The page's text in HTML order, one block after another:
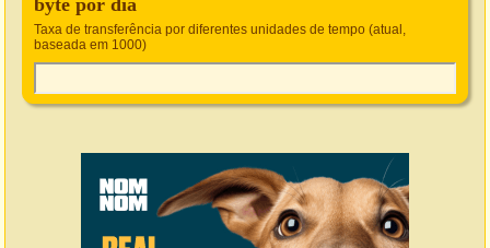
byte por dia
Taxa de transferência por diferentes unidades de tempo (atual,
baseada em 1000)